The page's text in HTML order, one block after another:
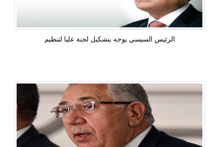
الرئيس السيسي يوجه بتشكيل لجنة عليا لتنظيم